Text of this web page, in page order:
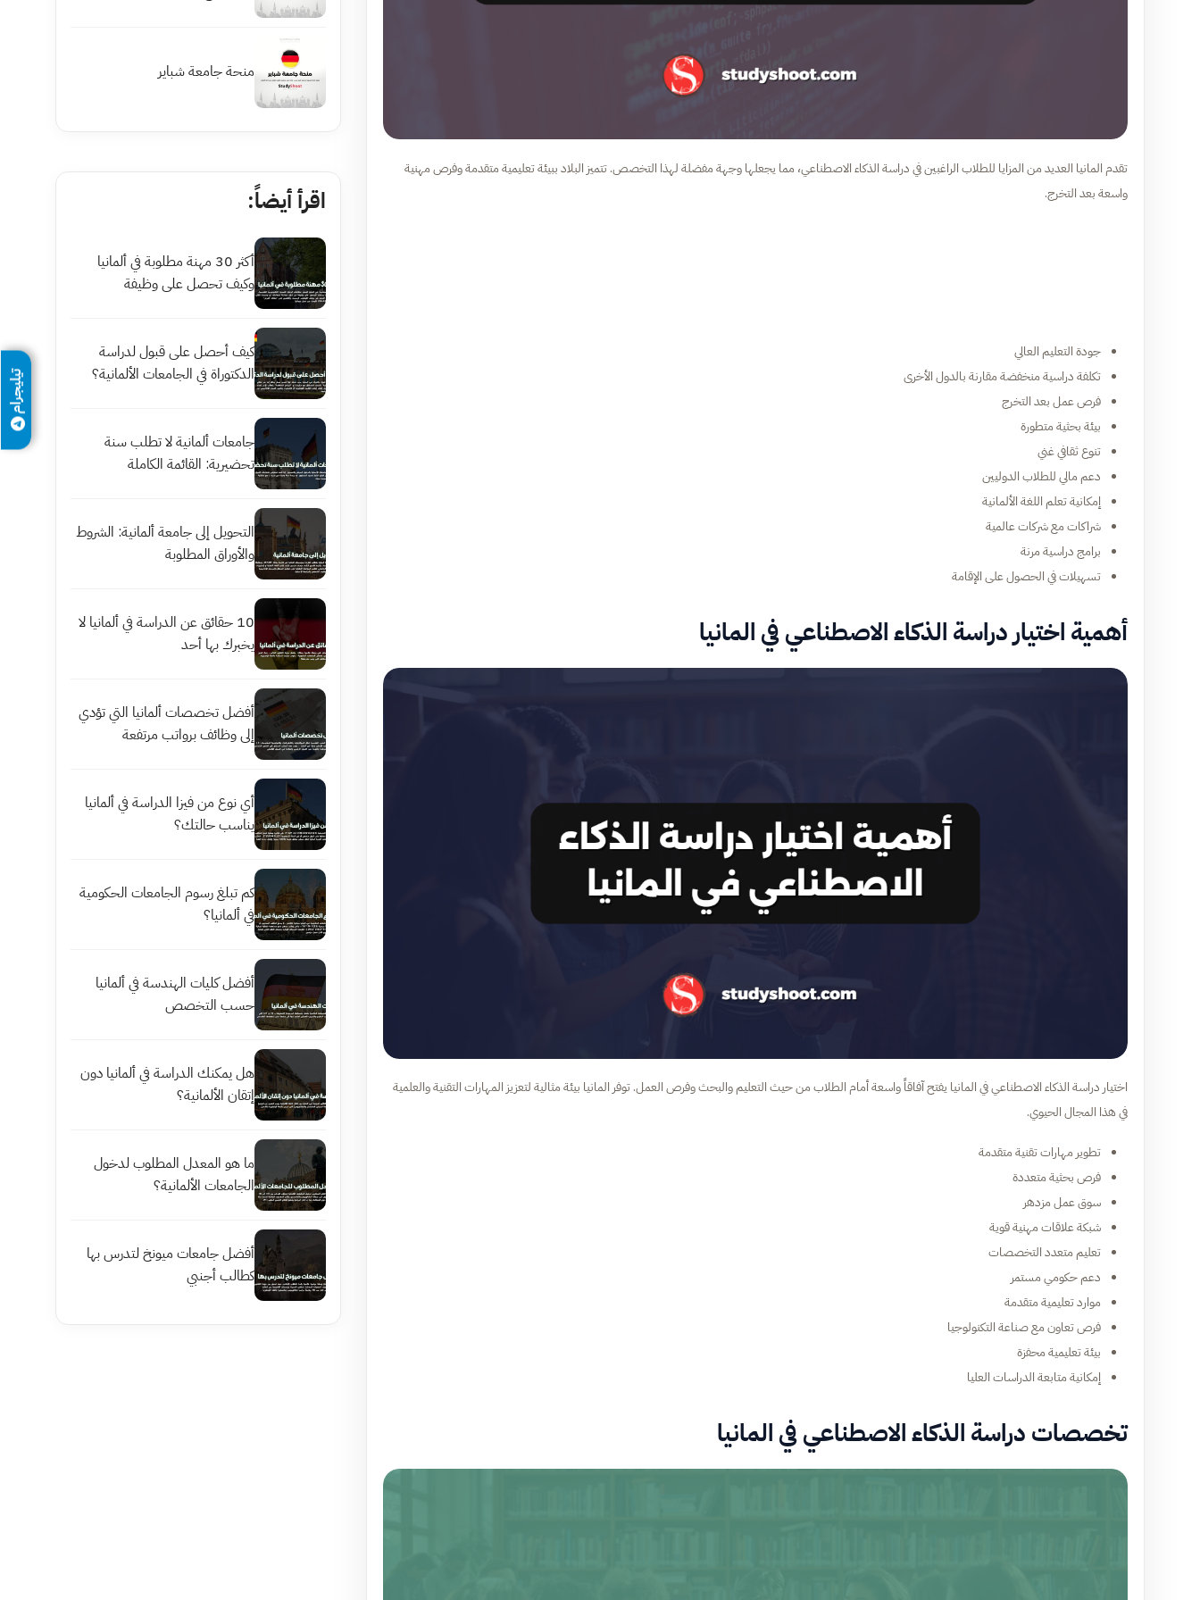
تقدم المانيا العديد من المزايا للطلاب الراغبين في دراسة الذكاء الاصطناعي، مما يجعلها وجهة مفضلة لهذا التخصص. تتميز البلاد ببيئة تعليمية متقدمة وفرص مهنية
واسعة بعد التخرج.
جودة التعليم العالي
تكلفة دراسية منخفضة مقارنة بالدول الأخرى
فرص عمل بعد التخرج
بيئة بحثية متطورة
تنوع ثقافي غني
دعم مالي للطلاب الدوليين
إمكانية تعلم اللغة الألمانية
شراكات مع شركات عالمية
برامج دراسية مرنة
تسهيلات في الحصول على الإقامة
أهمية اختيار دراسة الذكاء الاصطناعي في المانيا
اختيار دراسة الذكاء الاصطناعي في المانيا يفتح آفاقاً واسعة أمام الطلاب من حيث التعليم والبحث وفرص العمل. توفر المانيا بيئة مثالية لتعزيز المهارات التقنية والعلمية
في هذا المجال الحيوي.
تطوير مهارات تقنية متقدمة
فرص بحثية متعددة
سوق عمل مزدهر
شبكة علاقات مهنية قوية
تعليم متعدد التخصصات
دعم حكومي مستمر
موارد تعليمية متقدمة
فرص تعاون مع صناعة التكنولوجيا
بيئة تعليمية محفزة
إمكانية متابعة الدراسات العليا
تخصصات دراسة الذكاء الاصطناعي في المانيا
منحة جامعة شباير
اقرأ أيضاً:
أكثر 30 مهنة مطلوبة في ألمانيا
وكيف تحصل على وظيفة
كيف أحصل على قبول لدراسة
الدكتوراة في الجامعات الألمانية؟
جامعات ألمانية لا تطلب سنة
تحضيرية: القائمة الكاملة
التحويل إلى جامعة ألمانية: الشروط
والأوراق المطلوبة
10 حقائق عن الدراسة في ألمانيا لا
يخبرك بها أحد
أفضل تخصصات ألمانيا التي تؤدي
إلى وظائف برواتب مرتفعة
أي نوع من فيزا الدراسة في ألمانيا
يناسب حالتك؟
كم تبلغ رسوم الجامعات الحكومية
في ألمانيا؟
أفضل كليات الهندسة في ألمانيا
حسب التخصص
هل يمكنك الدراسة في ألمانيا دون
إتقان الألمانية؟
ما هو المعدل المطلوب لدخول
الجامعات الألمانية؟
أفضل جامعات ميونخ لتدرس بها
كطالب أجنبي
تيليجرام